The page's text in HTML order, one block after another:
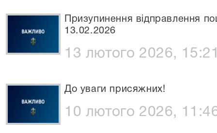
Призупинення відправлення
13.02.2026
13 лютого 2026,
До уваги присяжних!
10 лютого 2026,